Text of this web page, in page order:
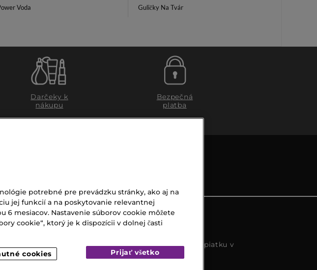
Voda Guličky Na Tvár
Darčeky k
nákupu
Bezpečná
platba
SERVIS
servis je pre vás k dispozícií od pondelka do piatku v
od 9:00 – 16:00.
potrebné pre prevádzku stránky, ako aj na
jej funkcií a na poskytovanie relevantnej
6 mesiacov. Nastavenie súborov cookie môžete
cookie“, ktorý je k dispozícii v dolnej časti
cookies Prijať všetko